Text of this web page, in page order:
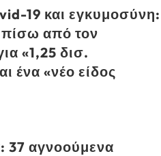
19 και εγκυμοσύνη:
πίσω από τον
«1,25 δισ.
ένα «νέο είδος
37 αγνοούμενα